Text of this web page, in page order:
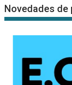
Novedades